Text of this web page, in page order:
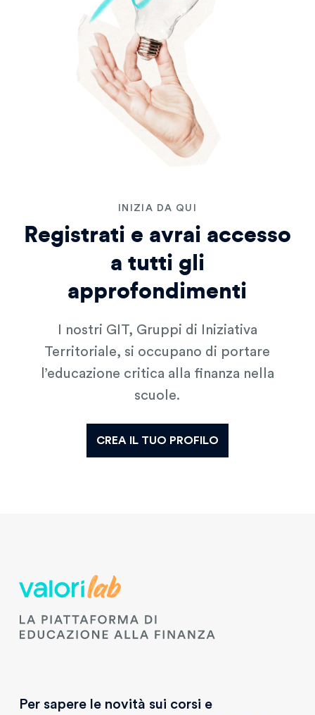
INIZIA DA QUI
Registrati e avrai accesso
a tutti gli
approfondimenti
I nostri GIT, Gruppi di Iniziativa
Territoriale, si occupano di portare
l’educazione critica alla finanza nella
scuole.
CREA IL TUO PROFILO
Per sapere le novità sui corsi e